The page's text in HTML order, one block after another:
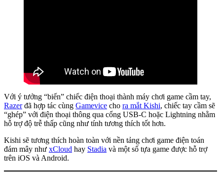
Với ý tưởng “biến” chiếc điện thoại thành máy chơi game cầm tay,
Razerđã hợp tác cùng Gamevice cho ra mắt Kishi, chiếc tay cầm sẽ
“ghép” với điện thoại thông qua cổng USB-C hoặc Lightning nhằm
hỗ trợ độ trễ thấp cũng như tính tương thích tốt hơn.
Kishi sẽ tương thích hoàn toàn với nền tảng chơi game điện toán
đám mây như xCloud hay Stadia và một số tựa game được hỗ trợ
trên iOS và Android.